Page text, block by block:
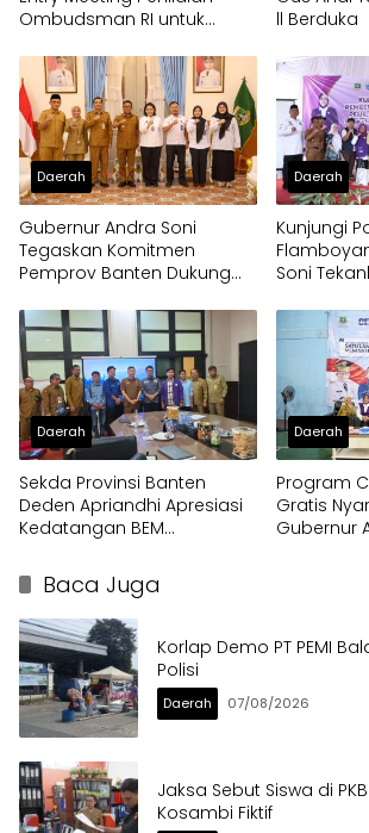
Ombudsman RI untuk
Pelayanan Publik
ll Berduka
Daerah
Gubernur Andra Soni
Tegaskan Komitmen
Pemprov Banten Dukung
Gratis
Daerah
Kunjungi
Soni
Daerah
Sekda Provinsi Banten
Deden Apriandhi Apresiasi
Kedatangan BEM
Daerah
Program
Gratis
Gubernur
Baca Juga
Korlap Demo PT PEMI
Polisi
Daerah 07/08/2026
Jaksa Sebut Siswa di
Kosambi Fiktif